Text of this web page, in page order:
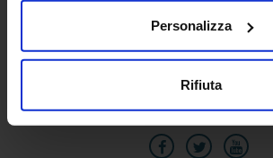
Personalizza
Rifiuta
Senaf srl
Via Eritrea 21/A
20157 | Milano | Italia